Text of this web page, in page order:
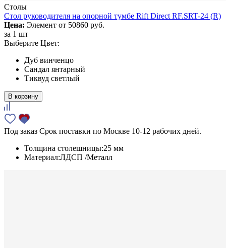
Столы
Стол руководителя на опорной тумбе Rift Direct RF.SRT-24 (R)
Цена: Элемент от 50860 руб.
за 1 шт
Выберите Цвет:
Дуб винченцо
Сандал янтарный
Тиквуд светлый
В корзину
Под заказ Срок поставки по Москве 10-12 рабочих дней.
Толщина столешницы:25 мм
Материал:ЛДСП /Металл